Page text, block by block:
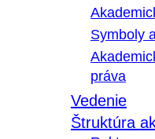
Symboly
práva
Vedenie
Štruktúra